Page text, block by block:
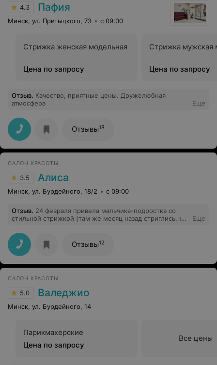
4.3 Пафия
Минск, ул. Притыцкого, 73 с 09:00
Стрижка женская модельная
Цена по запросу
Стрижка мужская
Цена по запросу
Отзыв. Качество, приятные цены. Дружелюбная
атмосфера
Еще
Отзывы18
САЛОН КРАСОТЫ
3.5 Алиса
Минск, ул. Бурдейного, 18/2 с 09:00
Отзыв. 24 февраля привела мальчика-подростка со
стильной стрижкой (там же месяц назад стриглись,но
с мальчишкой с выбритой головой ,как курсант. хотя
просили о другом, обрезки волос не стряхнула, все
осталось на лице... не советую
Еще
Отзывы12
САЛОН КРАСОТЫ
5.0 Валеджио
Минск, ул. Бурдейного, 14
Парикмахерские
Цена по запросу
Все цены